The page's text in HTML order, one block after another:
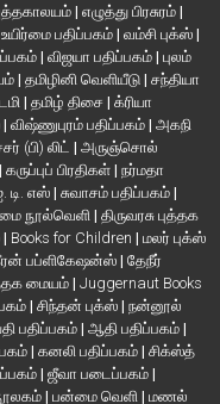
| எழுத்து பிரசுரம் |
உயிர்மை பதிப்பகம் | வம்சி புக்ஸ் |
| விஜயா பதிப்பகம் | புலம்
| தமிழினி வெளியீடு | சந்தியா
| தமிழ் திசை | க்ரியா
| விஷ்ணுபுரம் பதிப்பகம் | அகநி
(பி) லிட் | அருஞ்சொல்
| கருப்புப் பிரதிகள் | நர்மதா
டி. எஸ் | சுவாசம் பதிப்பகம் |
நூல்வெளி | திருவரசு புத்தக
| Books for Children | மலர் புக்ஸ்
பப்ளிகேஷன்ஸ் | தேநீர்
மையம் | Juggernaut Books
| சிந்தன் புக்ஸ் | நன்னூல்
பதிப்பகம் | ஆதி பதிப்பகம் |
| கனலி பதிப்பகம் | சிக்ஸ்த்
| ஜீவா படைப்பகம் |
| பன்மை வெளி | மணல்